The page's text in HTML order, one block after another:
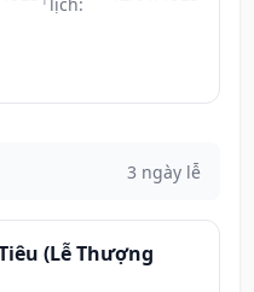
3 ngày lễ
(Lễ Thượng